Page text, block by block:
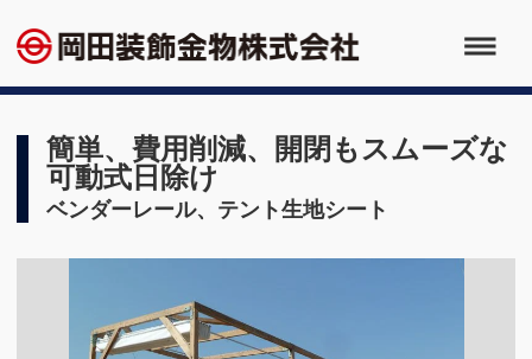
簡単、費用削減、開閉もスムーズな
可動式日除け
ベンダーレール、テント生地シート